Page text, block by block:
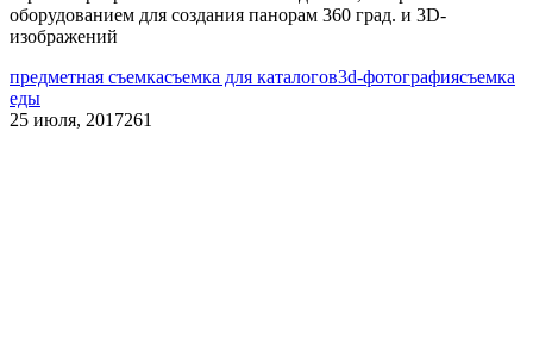
оборудованием для создания панорам 360 град. и 3D-
изображений
предметная съемкасъемка для каталогов3d-фотографиясъемка
еды
25 июля, 2017261